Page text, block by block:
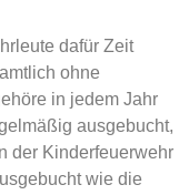
dafür Zeit
ohne
in jedem Jahr
ausgebucht,
der Kinderfeuerwehr
wie die